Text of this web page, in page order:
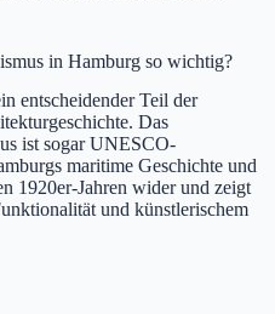
in Hamburg so wichtig?
entscheidender Teil der
Das
ist sogar UNESCO-
maritime Geschichte und
1920er-Jahren wider und zeigt
und künstlerischem